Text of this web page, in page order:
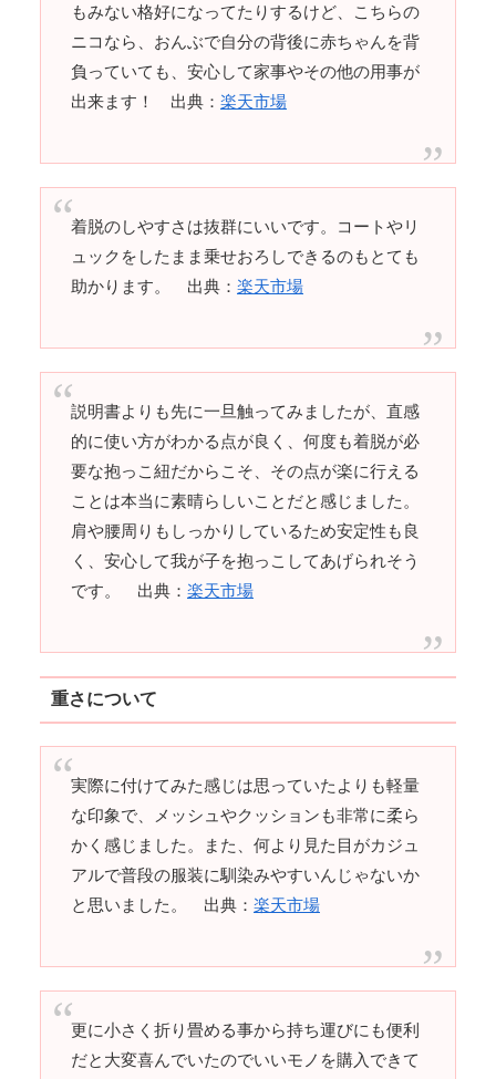
もみない格好になってたりするけど、こちらの
ニコなら、おんぶで自分の背後に赤ちゃんを背
負っていても、安心して家事やその他の用事が
出来ます！ 出典： 楽天市場
着脱のしやすさは抜群にいいです。コートやリ
ュックをしたまま乗せおろしできるのもとても
助かります。 出典： 楽天市場
説明書よりも先に一旦触ってみましたが、直感
的に使い方がわかる点が良く、何度も着脱が必
要な抱っこ紐だからこそ、その点が楽に行える
ことは本当に素晴らしいことだと感じました。
肩や腰周りもしっかりしているため安定性も良
く、安心して我が子を抱っこしてあげられそう
です。 出典： 楽天市場
重さについて
実際に付けてみた感じは思っていたよりも軽量
な印象で、メッシュやクッションも非常に柔ら
かく感じました。また、何より見た目がカジュ
アルで普段の服装に馴染みやすいんじゃないか
と思いました。 出典： 楽天市場
更に小さく折り畳める事から持ち運びにも便利
だと大変喜んでいたのでいいモノを購入できて